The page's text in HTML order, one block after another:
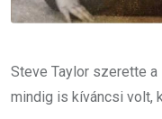
Steve Taylor szerette
mindig is kíváncsi volt,